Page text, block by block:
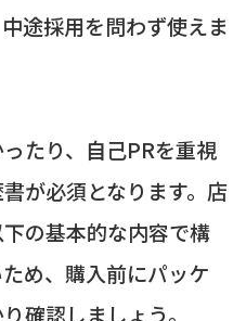
途採用を問わず使えま
たり、自己PRを重視
が必須となります。店
の基本的な内容で構
め、購入前にパッケ
確認しましょう。